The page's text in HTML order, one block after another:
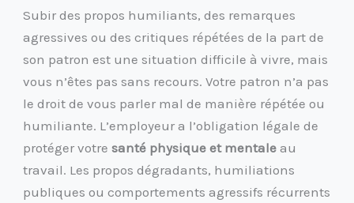
Subir des propos humiliants, des remarques
agressives ou des critiques répétées de la part de
son patron est une situation difficile à vivre, mais
vous n’êtes pas sans recours. Votre patron n’a pas
le droit de vous parler mal de manière répétée ou
humiliante. L’employeur a l’obligation légale de
protéger votresanté physique et mentale au
travail. Les propos dégradants, humiliations
publiques ou comportements agressifs récurrents